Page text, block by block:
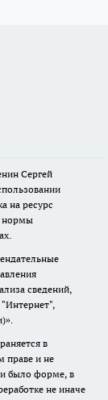
Сергей
на ресурс
нормы
сведений,
в
праве и не
было форме, в
не иначе